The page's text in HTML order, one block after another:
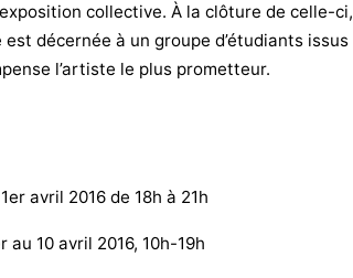
collective. À la clôture de celle-ci,
décernée à un groupe d’étudiants issus
l’artiste le plus prometteur.
avril 2016 de 18h à 21h
10 avril 2016, 10h-19h